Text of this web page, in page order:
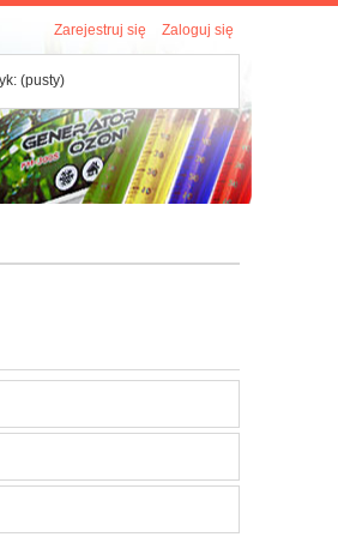
Zarejestruj się Zaloguj się
(pusty)